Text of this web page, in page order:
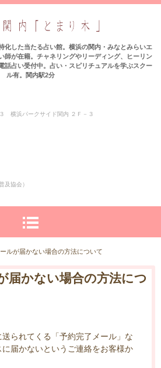
化した当たる占い館。横浜の関内・みなとみらいエ
師が在籍。チャネリングやリーディング、ヒーリン
話占い受付中。占い・スピリチュアルを学ぶスクー
ル有。関内駅2分
横浜パークサイド関内 ２Ｆ－３
及協会）
ルが届かない場合の方法について
届かない場合の方法につ
られてくる「予約完了メール」な
届かないというご連絡をお客様か